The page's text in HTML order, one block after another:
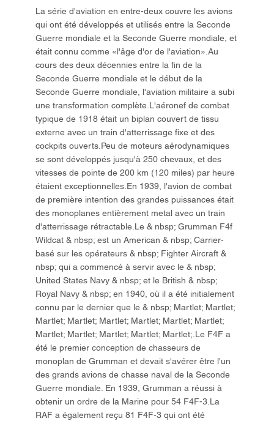
La série d'aviation en entre-deux couvre les avions
qui ont été développés et utilisés entre la Seconde
Guerre mondiale et la Seconde Guerre mondiale, et
était connu comme «l'âge d'or de l'aviation».Au
cours des deux décennies entre la fin de la
Seconde Guerre mondiale et le début de la
Seconde Guerre mondiale, l'aviation militaire a subi
une transformation complète.L'aéronef de combat
typique de 1918 était un biplan couvert de tissu
externe avec un train d'atterrissage fixe et des
cockpits ouverts.Peu de moteurs aérodynamiques
se sont développés jusqu'à 250 chevaux, et des
vitesses de pointe de 200 km (120 miles) par heure
étaient exceptionnelles.En 1939, l'avion de combat
de première intention des grandes puissances était
des monoplanes entièrement metal avec un train
d'atterrissage rétractable.Le & nbsp; Grumman F4f
Wildcat & nbsp; est un American & nbsp; Carrier-
basé sur les opérateurs & nbsp; Fighter Aircraft &
nbsp; qui a commencé à servir avec le & nbsp;
United States Navy & nbsp; et le British & nbsp;
Royal Navy & nbsp; en 1940, où il a été initialement
connu par le dernier que le & nbsp; Martlet; Martlet;
Martlet; Martlet; Martlet; Martlet; Martlet; Martlet;
Martlet; Martlet; Martlet; Martlet; Martlet;.Le F4F a
été le premier conception de chasseurs de
monoplan de Grumman et devait s'avérer être l'un
des grands avions de chasse naval de la Seconde
Guerre mondiale. En 1939, Grumman a réussi à
obtenir un ordre de la Marine pour 54 F4F-3.La
RAF a également reçu 81 F4F-3 qui ont été